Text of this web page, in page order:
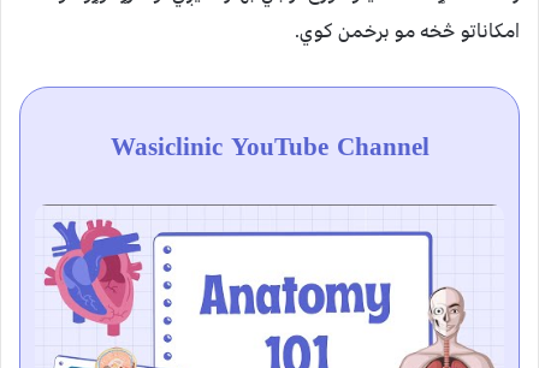
امکاناتو څخه مو برخمن کوي.
Wasiclinic YouTube Channel